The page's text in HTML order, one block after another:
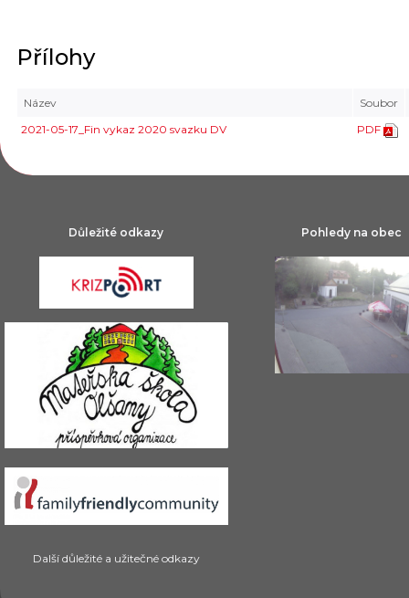
Přílohy
Název
Soubor
2021-05-17_Fin vykaz 2020 svazku DV
PDF
Důležité odkazy
Další důležité a užitečné odkazy
Pohledy na obec